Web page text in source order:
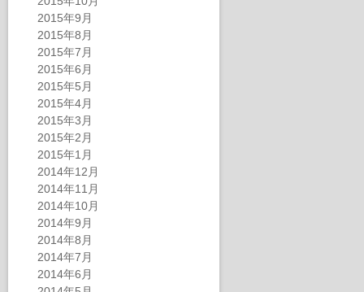
2015年9月
2015年8月
2015年7月
2015年6月
2015年5月
2015年4月
2015年3月
2015年2月
2015年1月
2014年12月
2014年11月
2014年10月
2014年9月
2014年8月
2014年7月
2014年6月